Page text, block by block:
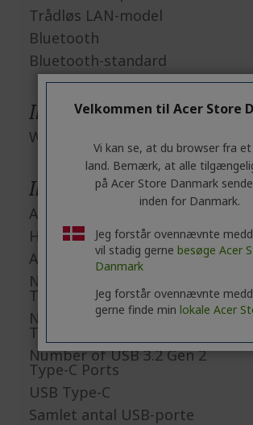
Trådløs LAN-model
Bluetooth
Bluetooth-standard
Indbyggede enheder
Webcam
Interfaces/Porte
Antal HDMI-porte
HDMI
Antal USB 2.0-porte
Number of USB 3.2 Gen 1
Type-A Ports
Number of USB 3.2 Gen 2
Type-A Ports
Number of USB 3.2 Gen 2
Type-C Ports
USB Type-C
Samlet antal USB-porte
Velkommen til Acer Store
Vi kan se, at du browser fra
land. Bemærk, at alle
på Acer Store Danmark
inden for Danmark.
Jeg forstår ovennævnte
vil stadig gerne besøge Acer
Danmark
Jeg forstår ovennævnte
gerne finde min lokale Acer